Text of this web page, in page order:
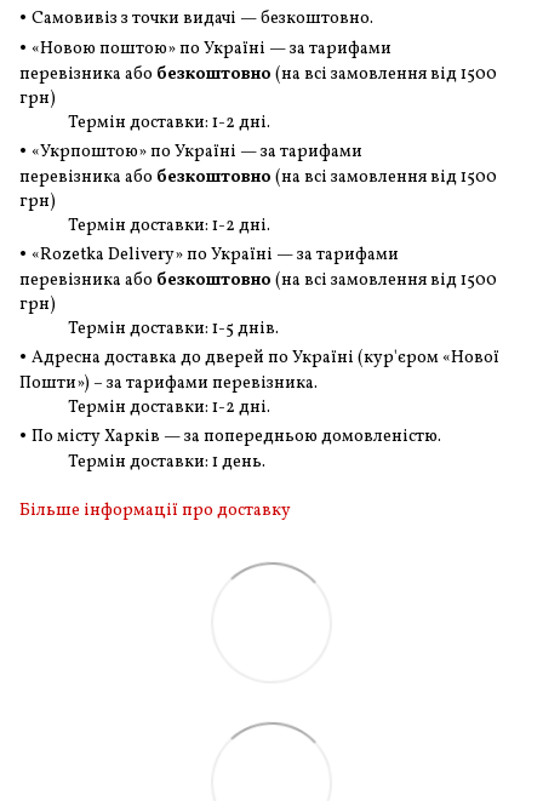
• Самовивіз з точки видачі — безкоштовно.
• «Новою поштою» по Україні — за тарифами
перевізника або безкоштовно (на всі замовленнявід 1500
грн)
Термін доставки: 1-2 дні.
• «Укрпоштою» по Україні — за тарифами
перевізника або безкоштовно (на всі замовленнявід 1500
грн)
Термін доставки: 1-2 дні.
• «Rozetka Delivery» по Україні — за тарифами
перевізника або безкоштовно (на всі замовленнявід 1500
грн)
Термін доставки: 1-5 днів.
• Адресна доставка до дверей по Україні (кур'єром «Нової
Пошти») – за тарифами перевізника.
Термін доставки: 1-2 дні.
• По місту Харків — за попередньою домовленістю.
Термін доставки: 1 день.
Більше інформації про доставку